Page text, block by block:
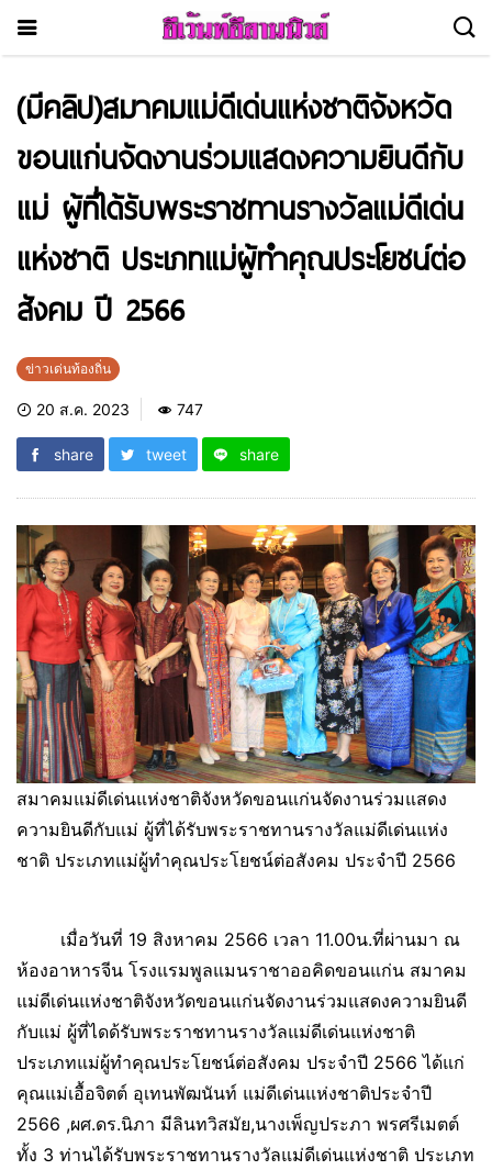
(มีคลิป)สมาคมแม่ดีเด่นแห่งชาติจังหวัด
ขอนแก่นจัดงานร่วมแสดงความยินดีกับ
แม่ ผู้ที่ได้รับพระราชทานรางวัลแม่ดีเด่น
แห่งชาติ ประเภทแม่ผู้ทำคุณประโยชน์ต่อ
สังคม ปี 2566
ข่าวเด่นท้องถิ่น
20 ส.ค. 2023 747
share tweet share
สมาคมแม่ดีเด่นแห่งชาติจังหวัดขอนแก่นจัดงานร่วมแสดง
ความยินดีกับแม่ ผู้ที่ได้รับพระราชทานรางวัลแม่ดีเด่นแห่ง
ชาติ ประเภทแม่ผู้ทำคุณประโยชน์ต่อสังคม ประจำปี 2566
เมื่อวันที่ 19 สิงหาคม 2566 เวลา 11.00น.ที่ผ่านมา ณ
ห้องอาหารจีน โรงแรมพูลแมนราชาออคิดขอนแก่น สมาคม
แม่ดีเด่นแห่งชาติจังหวัดขอนแก่นจัดงานร่วมแสดงความยินดี
กับแม่ ผู้ที่ไดด้รับพระราชทานรางวัลแม่ดีเด่นแห่งชาติ
ประเภทแม่ผู้ทำคุณประโยชน์ต่อสังคม ประจำปี 2566 ได้แก่
คุณแม่​เอื้อจิตต์​ อุเทนพัฒนันท์ แม่ดีเด่นแห่งชาติประจำปี
2566 ,ผศ.ดร.นิภา มีลินทวิสมัย,นางเพ็ญประภา พรศรีเมตต์
ทั้ง 3 ท่านได้รับพระราชทานรางวัลแม่ดีเด่นแห่งชาติ ประเภท